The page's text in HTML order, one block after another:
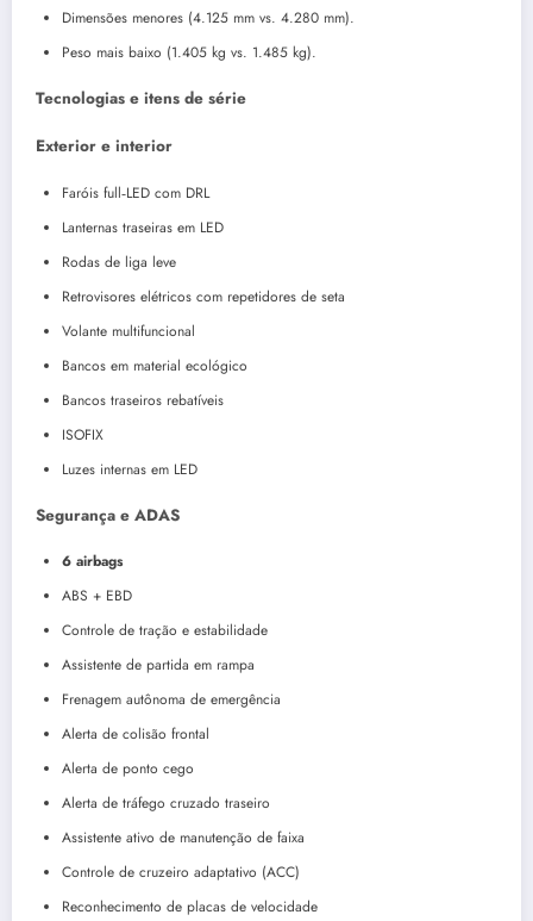
Dimensões menores (4.125 mm vs. 4.280 mm).
Peso mais baixo (1.405 kg vs. 1.485 kg).
Tecnologias e itens de série
Exterior e interior
Faróis full‑LED com DRL
Lanternas traseiras em LED
Rodas de liga leve
Retrovisores elétricos com repetidores de seta
Volante multifuncional
Bancos em material ecológico
Bancos traseiros rebatíveis
ISOFIX
Luzes internas em LED
Segurança e ADAS
6 airbags
ABS + EBD
Controle de tração e estabilidade
Assistente de partida em rampa
Frenagem autônoma de emergência
Alerta de colisão frontal
Alerta de ponto cego
Alerta de tráfego cruzado traseiro
Assistente ativo de manutenção de faixa
Controle de cruzeiro adaptativo (ACC)
Reconhecimento de placas de velocidade